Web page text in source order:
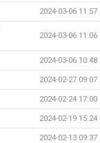
2024-03-06 11:57
2024-03-06 11:06
2024-03-06 10:48
2024-02-27 09:07
2024-02-24 17:00
2024-02-19 15:24
2024-02-13 09:37